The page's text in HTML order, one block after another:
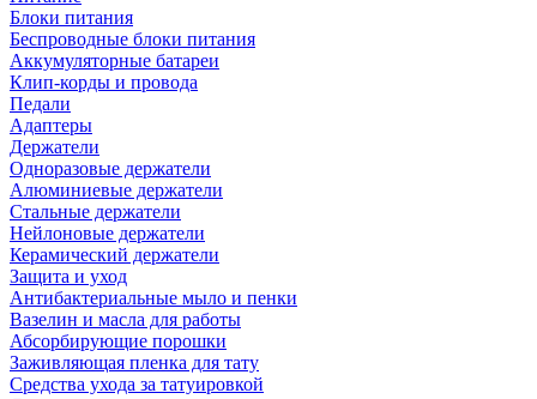
Блоки питания
Беспроводные блоки питания
Аккумуляторные батареи
Клип-корды и провода
Педали
Адаптеры
Держатели
Одноразовые держатели
Алюминиевые держатели
Стальные держатели
Нейлоновые держатели
Керамический держатели
Защита и уход
Антибактериальные мыло и пенки
Вазелин и масла для работы
Абсорбирующие порошки
Заживляющая пленка для тату
Средства ухода за татуировкой